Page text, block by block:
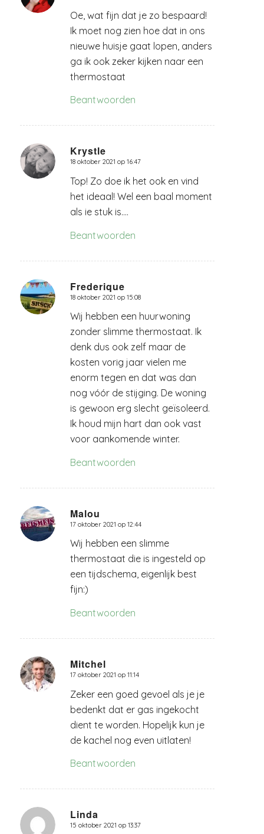
Oe, wat fijn dat je zo bespaard!
Ik moet nog zien hoe dat in ons
nieuwe huisje gaat lopen, anders
ga ik ook zeker kijken naar een
thermostaat
Beantwoorden
Krystle
zegt:
18 oktober 2021 op 16:47
Top! Zo doe ik het ook en vind
het ideaal! Wel een baal moment
als ie stuk is….
Beantwoorden
Frederique
zegt:
18 oktober 2021 op 15:08
Wij hebben een huurwoning
zonder slimme thermostaat. Ik
denk dus ook zelf maar de
kosten vorig jaar vielen me
enorm tegen en dat was dan
nog vóór de stijging. De woning
is gewoon erg slecht geïsoleerd.
Ik houd mijn hart dan ook vast
voor aankomende winter.
Beantwoorden
Malou
zegt:
17 oktober 2021 op 12:44
Wij hebben een slimme
thermostaat die is ingesteld op
een tijdschema, eigenlijk best
fijn:)
Beantwoorden
Mitchel
zegt:
17 oktober 2021 op 11:14
Zeker een goed gevoel als je je
bedenkt dat er gas ingekocht
dient te worden. Hopelijk kun je
de kachel nog even uitlaten!
Beantwoorden
Linda
zegt:
15 oktober 2021 op 13:37